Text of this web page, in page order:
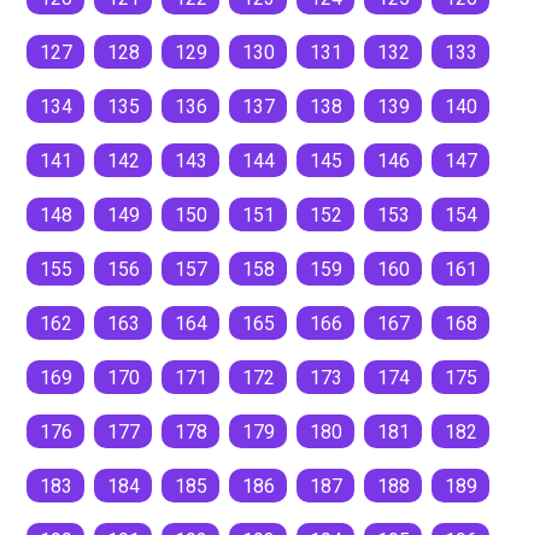
127 128 129 130 131 132 133
134 135 136 137 138 139 140
141 142 143 144 145 146 147
148 149 150 151 152 153 154
155 156 157 158 159 160 161
162 163 164 165 166 167 168
169 170 171 172 173 174 175
176 177 178 179 180 181 182
183 184 185 186 187 188 189